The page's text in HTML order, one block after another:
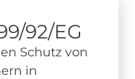
92/EG
Schutz von
in